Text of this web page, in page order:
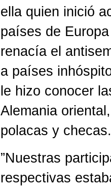
ella quien inició
países de
renacía el
a países
le hizo conocer
Alemania
polacas y checas.
”Nuestras
respectivas